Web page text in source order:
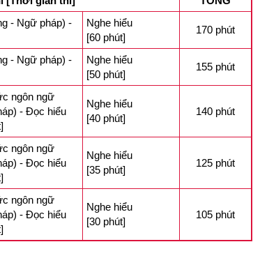
- Ngữ pháp) -
Nghe hiểu
[60 phút]
170 phút
- Ngữ pháp) -
Nghe hiểu
[50 phút]
155 phút
ngôn ngữ
- Đọc hiểu
Nghe hiểu
[40 phút]
140 phút
ngôn ngữ
- Đọc hiểu
Nghe hiểu
[35 phút]
125 phút
ngôn ngữ
- Đọc hiểu
Nghe hiểu
[30 phút]
105 phút